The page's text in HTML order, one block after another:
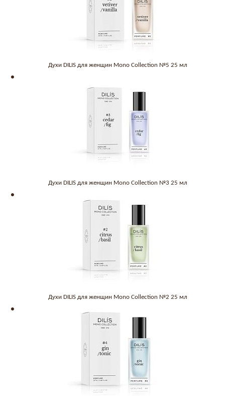
Духи DILIS для женщин Mono Collection №5 25 мл
Духи DILIS для женщин Mono Collection №3 25 мл
Духи DILIS для женщин Mono Collection №2 25 мл